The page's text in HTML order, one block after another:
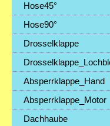
Hose45°
Hose90°
Drosselklappe
Absperrklappe_Hand
Absperrklappe_Motor
Dachhaube